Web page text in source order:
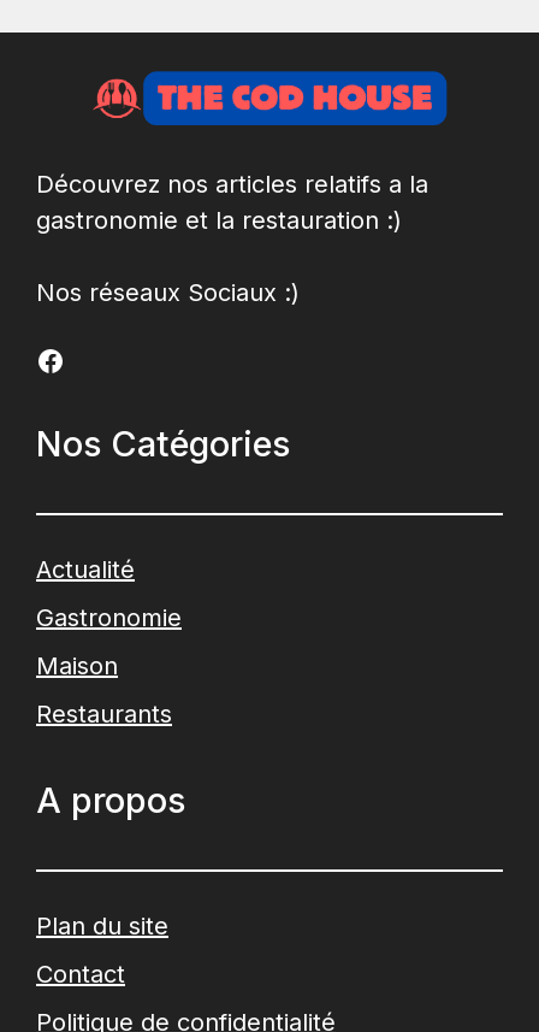
Découvrez nos articles relatifs a la
gastronomie et la restauration :)
Nos réseaux Sociaux :)
Facebook
Nos Catégories
Actualité
Gastronomie
Maison
Restaurants
A propos
Plan du site
Contact
Politique de confidentialité